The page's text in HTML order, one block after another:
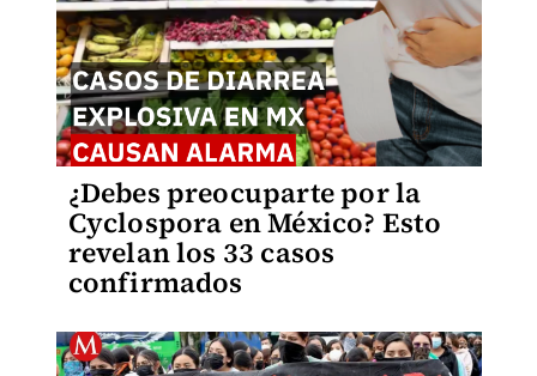
¿Debes preocuparte por la
Cyclospora en México? Esto
revelan los 33 casos
confirmados